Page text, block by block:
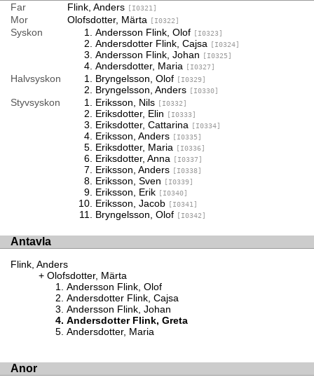
Far Flink, Anders [I0321]
Mor Olofsdotter, Märta [I0322]
Syskon Andersson Flink, Olof [I0323]
Andersdotter Flink, Cajsa [I0324]
Andersson Flink, Johan [I0325]
Andersdotter, Maria [I0327]
Halvsyskon Bryngelsson, Olof [I0329]
Bryngelsson, Anders [I0330]
Styvsyskon Eriksson, Nils [I0332]
Eriksdotter, Elin [I0333]
Eriksdotter, Cattarina [I0334]
Eriksson, Anders [I0335]
Eriksdotter, Maria [I0336]
Eriksdotter, Anna [I0337]
Eriksson, Anders [I0338]
Eriksson, Sven [I0339]
Eriksson, Erik [I0340]
Eriksson, Jacob [I0341]
Bryngelsson, Olof [I0342]
Antavla
Flink, Anders
Olofsdotter, Märta
Andersson Flink, Olof
Andersdotter Flink, Cajsa
Andersson Flink, Johan
Andersdotter Flink, Greta
Andersdotter, Maria
Anor